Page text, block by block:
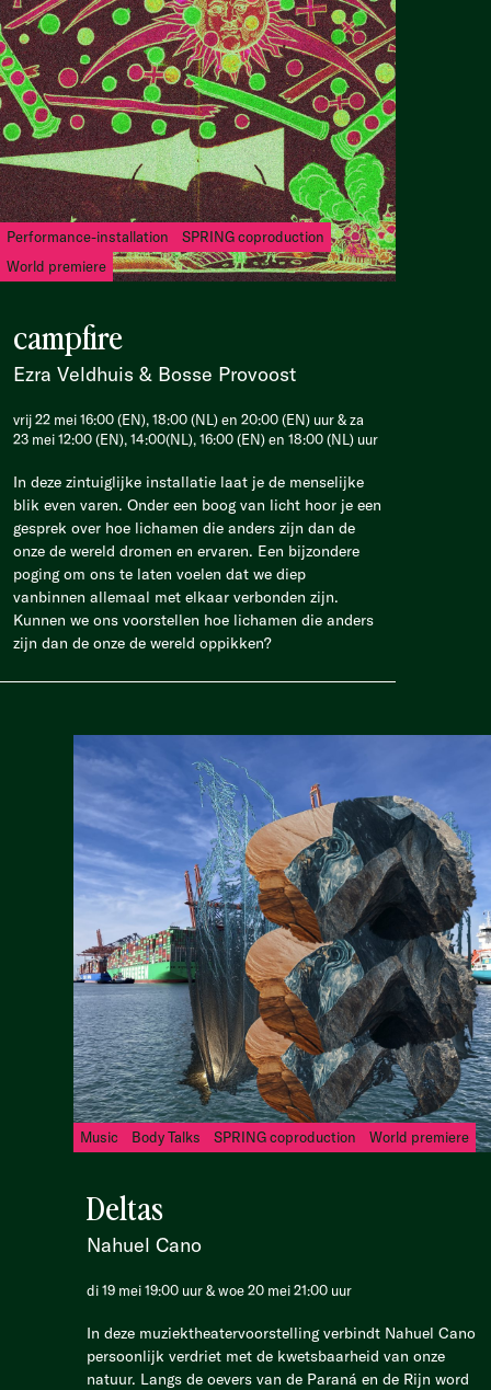
Performance-installation
SPRING coproduction
World premiere
campfire
Ezra Veldhuis & Bosse Provoost
vrij 22 mei 16:00 (EN), 18:00 (NL) en 20:00 (EN) uur & za
23 mei 12:00 (EN), 14:00(NL), 16:00 (EN) en 18:00 (NL) uur
In deze zintuiglijke installatie laat je de menselijke
blik even varen. Onder een boog van licht hoor je een
gesprek over hoe lichamen die anders zijn dan de
onze de wereld dromen en ervaren. Een bijzondere
poging om ons te laten voelen dat we diep
vanbinnen allemaal met elkaar verbonden zijn.
Kunnen we ons voorstellen hoe lichamen die anders
zijn dan de onze de wereld oppikken?
Music Body Talks SPRING coproduction World premiere
Deltas
Nahuel Cano
di 19 mei 19:00 uur & woe 20 mei 21:00 uur
In deze muziektheatervoorstelling verbindt Nahuel Cano
persoonlijk verdriet met de kwetsbaarheid van onze
natuur. Langs de oevers van de Paraná en de Rijn word